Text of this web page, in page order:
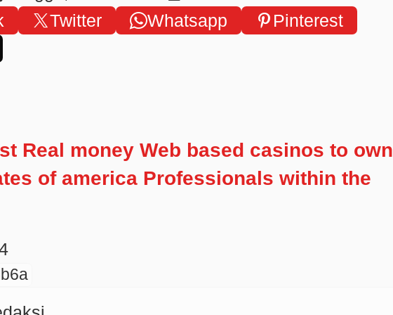
Twitter Whatsapp
Pinterest
Real money Web based casinos to own
of america Professionals within the